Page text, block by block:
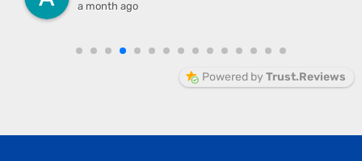
a month ago
Powered by Trust.Reviews